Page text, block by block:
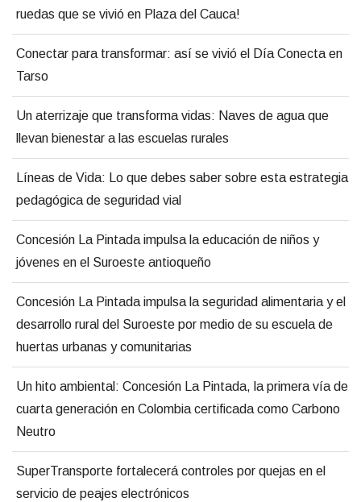
ruedas que se vivió en Plaza del Cauca!
Conectar para transformar: así se vivió el Día Conecta en
Tarso
Un aterrizaje que transforma vidas: Naves de agua que
llevan bienestar a las escuelas rurales
Líneas de Vida: Lo que debes saber sobre esta estrategia
pedagógica de seguridad vial
Concesión La Pintada impulsa la educación de niños y
jóvenes en el Suroeste antioqueño
Concesión La Pintada impulsa la seguridad alimentaria y el
desarrollo rural del Suroeste por medio de su escuela de
huertas urbanas y comunitarias
Un hito ambiental: Concesión La Pintada, la primera vía de
cuarta generación en Colombia certificada como Carbono
Neutro
SuperTransporte fortalecerá controles por quejas en el
servicio de peajes electrónicos